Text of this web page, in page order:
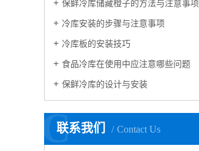
保鲜冷库储藏橙子的方法与注意事项
冷库安装的步骤与注意事项
冷库板的安装技巧
食品冷库在使用中应注意哪些问题
保鲜冷库的设计与安装
联系我们 Contact Us
C